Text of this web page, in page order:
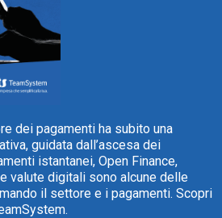
dei pagamenti ha subito una
guidata dall’ascesa dei
istantanei, Open Finance,
valute digitali sono alcune delle
il settore e i pagamenti. Scopri